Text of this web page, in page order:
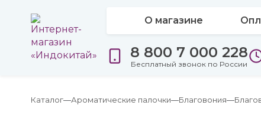
О магазине
8 800 7 000 228
Бесплатный звонок по России
Каталог Ароматические палочки Благовония